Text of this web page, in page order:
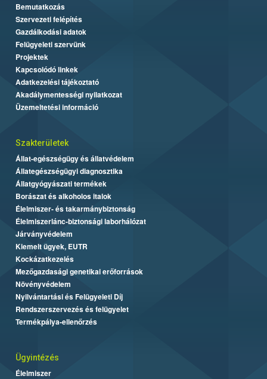
Bemutatkozás
Szervezeti felépítés
Gazdálkodási adatok
Felügyeleti szervünk
Projektek
Kapcsolódó linkek
Adatkezelési tájékoztató
Akadálymentességi nyilatkozat
Üzemeltetési információ
Szakterületek
Állat-egészségügy és állatvédelem
Állategészségügyi diagnosztika
Állatgyógyászati termékek
Borászat és alkoholos italok
Élelmiszer- és takarmánybiztonság
Élelmiszerlánc-biztonsági laborhálózat
Járványvédelem
Kiemelt ügyek, EUTR
Kockázatkezelés
Mezőgazdasági genetikai erőforrások
Növényvédelem
Nyilvántartási és Felügyeleti Díj
Rendszerszervezés és felügyelet
Termékpálya-ellenőrzés
Ügyintézés
Élelmiszer